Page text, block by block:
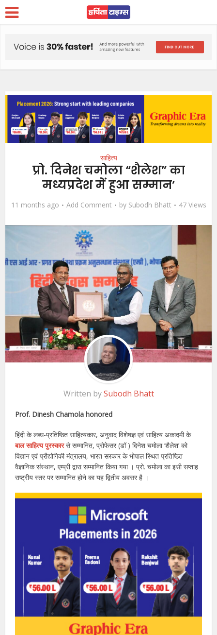
साहित्य
प्रो. दिनेश चमोला “शैलेश” का
मध्यप्रदेश में हुआ सम्मान’
11 months ago Add Comment by Subodh Bhatt 47 Views
Written bySubodh Bhatt
Prof. Dinesh Chamola honored
हिंदी के लब्ध-प्रतिष्ठित साहित्यकार, अनुवाद विशेषज्ञ एवं साहित्य अकादमी के
बाल साहित्य पुरस्कारसे सम्मानित, प्रोफेसर (डॉ ) दिनेश चमोला ‘शैलेश’ को
विज्ञान एवं प्रौद्योगिकी मंत्रालय, भारत सरकार के भोपाल स्थित प्रतिष्ठित
वैज्ञानिक संस्थान, एम्प्री द्वारा सम्मानित किया गया । प्रो. चमोला का इसी सप्ताह
राष्ट्रीय स्तर पर सम्मानित होने का यह द्वितीय अवसर है ।